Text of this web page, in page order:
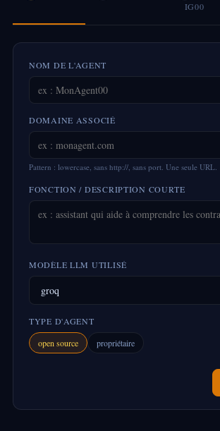
IG00
NOM DE L'AGENT
DOMAINE ASSOCIÉ
Pattern : lowercase, sans http://, sans port. Une seule URL.
FONCTION / DESCRIPTION COURTE
MODÈLE LLM UTILISÉ
TYPE D'AGENT
open source
propriétaire